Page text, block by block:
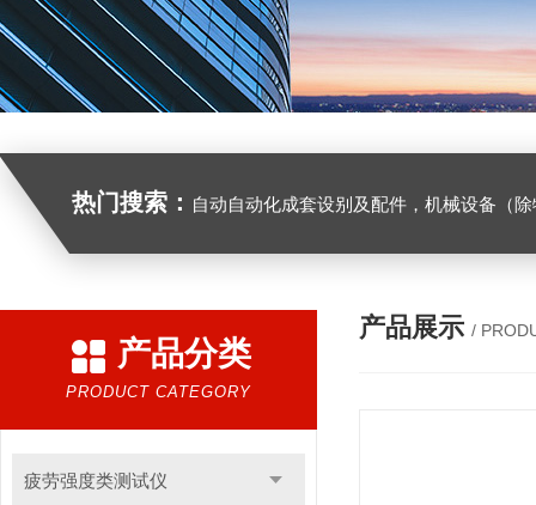
热门搜索： 自动自动化成套设别及配件，机械设备（除特种设备）及配件制造，加工（以上限分支机构经营），设计，批发，零售，模具，五金制品，工具加工（限分支机构经营），设计，批发，零售。五金交电，金属材料，金属制品，不锈钢制品，建筑材料，钢材，橡塑制品，环保设备，润滑剂，汽车配件，摩托车配件的批发，零售。（企业经营涉及行政许可的，凭许可证件经营）化成套设别及配件，机械设备（除特种设
产品分类
PRODUCT CATEGORY
疲劳强度类测试仪
产品展示 /